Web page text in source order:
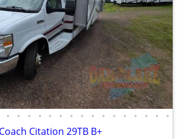
• • • • • • • • • • • • • • • •
Citation 29TB B+